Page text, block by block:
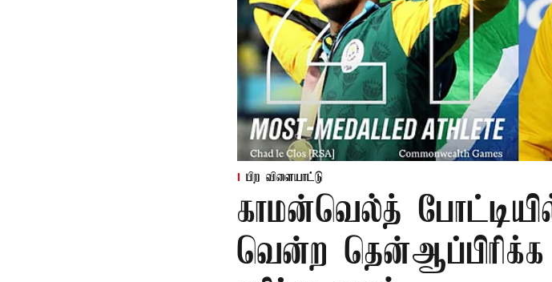
பிற விளையாட்டு
காமன்வெல்த்
வென்ற தென்ஆப்பிரிக்க